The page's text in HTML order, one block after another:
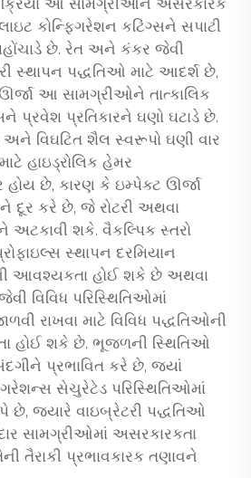
ક્રિયા આ સામગ્રીઓને અસરકારક
કોન્ફિગરેશન કટિંગ્સને સપાટી
છે. રેત અને કંકર જેવી
સ્થાપન પદ્ધતિઓ માટે આદર્શ છે,
આ સામગ્રીઓને તાત્કાલિક
પ્રતિકારને ઘણો ઘટાડે છે.
અને વિઘટિત શૈલ સ્વરૂપો ઘણી વાર
હાઇડ્રોલિક હેમર
છે, કારણ કે ઇમ્પેક્ટ ઊર્જા
દૂર કરે છે, જે રોટરી અથવા
અટકાવી શકે. વૈકલ્પિક સ્તરો
સ્થાપન દરમિયાન
આવશ્યકતા હોઈ શકે છે અથવા
વિવિધ પરિસ્થિતિઓમાં
રાખવા માટે વિવિધ પદ્ધતિઓની
હોઈ શકે છે. ભૂજળની સ્થિતિઓ
પ્રભાવિત કરે છે, જ્યાં
સેચુરેટેડ પરિસ્થિતિઓમાં
છે, જ્યારે વાઇબ્રેટરી પદ્ધતિઓ
સામગ્રીઓમાં અસરકારકતા
તૈરાકી પ્રભાવકારક તણાવને